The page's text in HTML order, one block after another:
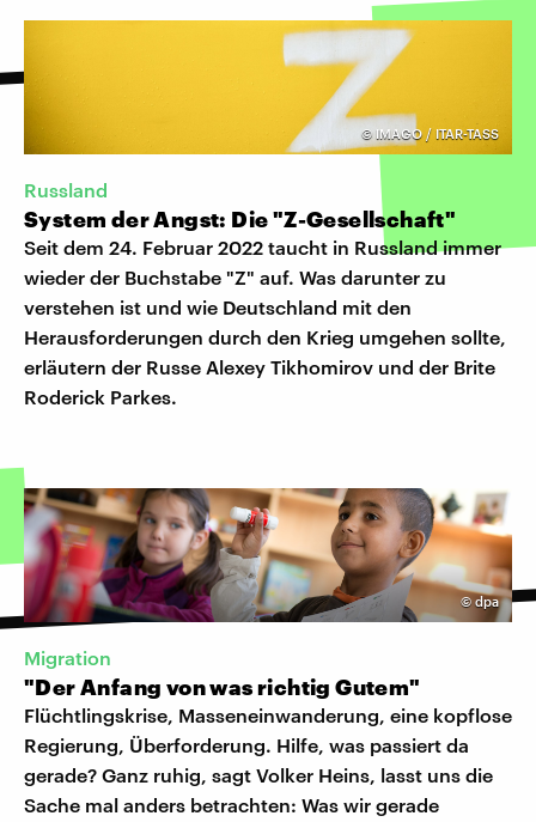
© IMAGO / ITAR-TASS
Russland
System der Angst: Die "Z-Gesellschaft"
Seit dem 24. Februar 2022 taucht in Russland immer
wieder der Buchstabe "Z" auf. Was darunter zu
verstehen ist und wie Deutschland mit den
Herausforderungen durch den Krieg umgehen sollte,
erläutern der Russe Alexey Tikhomirov und der Brite
Roderick Parkes.
© dpa
Migration
"Der Anfang von was richtig Gutem"
Flüchtlingskrise, Masseneinwanderung, eine kopflose
Regierung, Überforderung. Hilfe, was passiert da
gerade? Ganz ruhig, sagt Volker Heins, lasst uns die
Sache mal anders betrachten: Was wir gerade